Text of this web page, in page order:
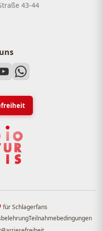
43-44
für Schlagerfans
Teilnahmebedingungen